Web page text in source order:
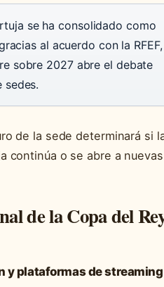
se ha consolidado como
al acuerdo con la RFEF,
sobre 2027 abre el debate
sedes.
de la sede determinará si
continúa o se abre a nuevas
de la Copa del
y plataformas de streaming